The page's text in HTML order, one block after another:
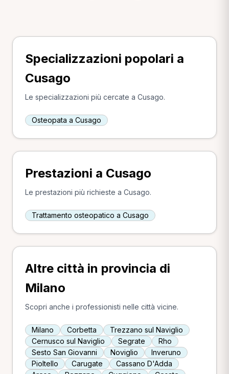
Specializzazioni popolari a
Cusago
Le specializzazioni più cercate a Cusago.
Osteopata a Cusago
Prestazioni a Cusago
Le prestazioni più richieste a Cusago.
Trattamento osteopatico a Cusago
Altre città in provincia di
Milano
Scopri anche i professionisti nelle città vicine.
Milano Corbetta
Trezzano sul Naviglio
Cernusco sul Naviglio
Segrate
Rho
Sesto San Giovanni
Noviglio
Inveruno
Pioltello
Carugate
Cassano D'Adda